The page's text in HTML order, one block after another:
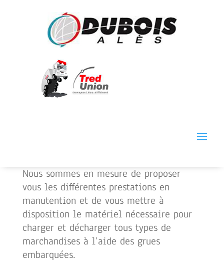
Transport en porteur
Nous sommes en mesure de proposer
vous les différentes prestations en
manutention et de vous mettre à
disposition le matériel nécessaire pour
charger et décharger tous types de
marchandises à l’aide des grues
embarquées.